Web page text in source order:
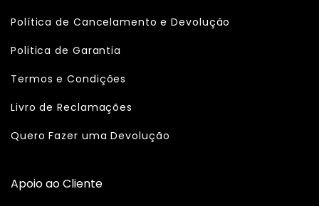
Política de Cancelamento e Devolução
Politica de Garantia
Termos e Condições
Livro de Reclamações
Quero Fazer uma Devolução
Apoio ao Cliente